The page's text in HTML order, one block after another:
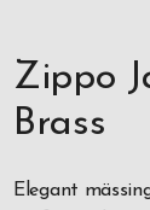
Zippo
Brass
Elegant